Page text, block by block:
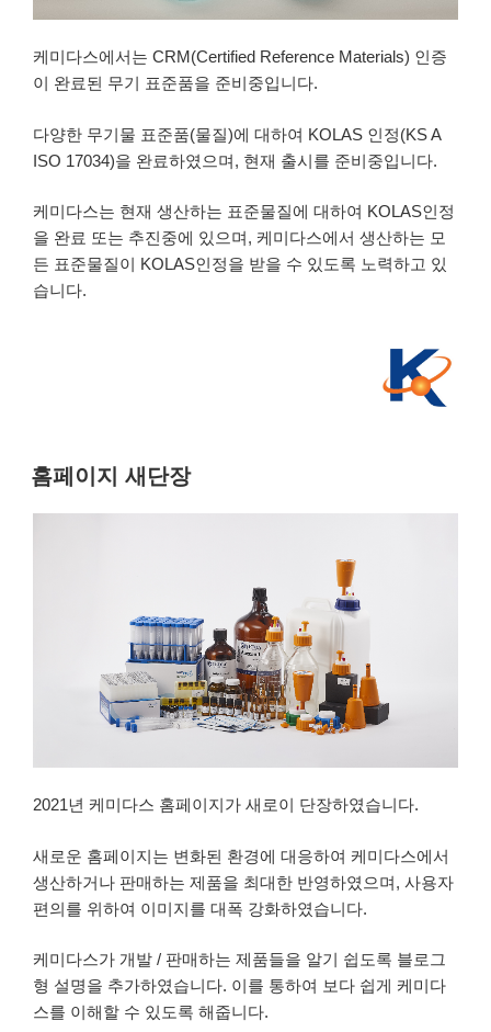
케미다스에서는 CRM(Certified Reference Materials) 인증
이 완료된 무기 표준품을 준비중입니다.
다양한 무기물 표준품(물질)에 대하여 KOLAS 인정(KS A
ISO 17034)을 완료하였으며, 현재 출시를 준비중입니다.
케미다스는 현재 생산하는 표준물질에 대하여 KOLAS인정
을 완료 또는 추진중에 있으며, 케미다스에서 생산하는 모
든 표준물질이 KOLAS인정을 받을 수 있도록 노력하고 있
습니다.
홈페이지 새단장
2021년 케미다스 홈페이지가 새로이 단장하였습니다.
새로운 홈페이지는 변화된 환경에 대응하여 케미다스에서
생산하거나 판매하는 제품을 최대한 반영하였으며, 사용자
편의를 위하여 이미지를 대폭 강화하였습니다.
케미다스가 개발 / 판매하는 제품들을 알기 쉽도록 블로그
형 설명을 추가하였습니다. 이를 통하여 보다 쉽게 케미다
스를 이해할 수 있도록 해줍니다.